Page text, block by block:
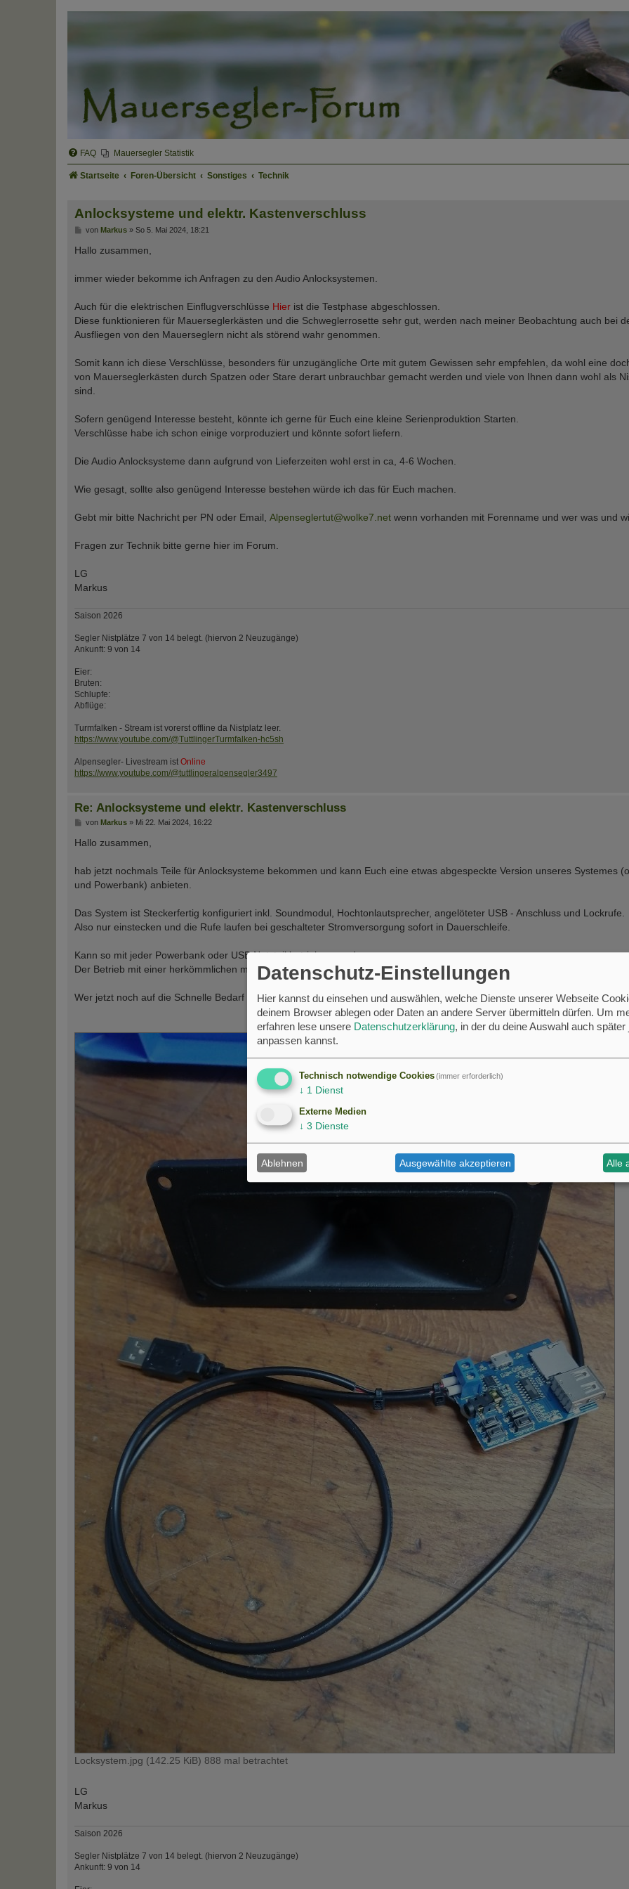
FAQ Mauersegler Statistik
Startseite Foren-Übersicht Sonstiges Technik
Anlocksysteme und elektr. Kastenverschluss
B
i
t
g
von Markus» So 5. Mai 2024, 18:21
Hallo zusammen,
immer wieder bekomme ich Anfragen zu den Audio Anlocksystemen.
Auch für die elektrischen Einflugverschlüsse Hier ist die Testphase abgeschlossen.
Diese funktionieren für Mauerseglerkästen und die Schweglerrosette sehr gut, werden nach meiner Beobachtung auch bei
Ausfliegen von den Mauerseglern nicht als störend wahr genommen.
Somit kann ich diese Verschlüsse, besonders für unzugängliche Orte mit gutem Gewissen sehr empfehlen, da wohl eine
von Mauerseglerkästen durch Spatzen oder Stare derart unbrauchbar gemacht werden und viele von Ihnen dann wohl als
sind.
Sofern genügend Interesse besteht, könnte ich gerne für Euch eine kleine Serienproduktion Starten.
Verschlüsse habe ich schon einige vorproduziert und könnte sofort liefern.
Die Audio Anlocksysteme dann aufgrund von Lieferzeiten wohl erst in ca, 4-6 Wochen.
Wie gesagt, sollte also genügend Interesse bestehen würde ich das für Euch machen.
Gebt mir bitte Nachricht per PN oder Email, Alpenseglertut@wolke7.net wenn vorhanden mit Forenname und wer was und
Fragen zur Technik bitte gerne hier im Forum.
LG
Markus
Saison 2026
Segler Nistplätze 7 von 14 belegt. (hiervon 2 Neuzugänge)
Ankunft: 9 von 14
Eier:
Bruten:
Schlupfe:
Abflüge:
Turmfalken - Stream ist vorerst offline da Nistplatz leer.
https://www.youtube.com/@TuttlingerTurmfalken-hc5sh
Alpensegler- Livestream ist Online
https://www.youtube.com/@tuttlingeralpensegler3497
Re: Anlocksysteme und elektr. Kastenverschluss
B
i
t
a
g
von Markus» Mi 22. Mai 2024, 16:22
Hallo zusammen,
hab jetzt nochmals Teile für Anlocksysteme bekommen und kann Euch eine etwas abgespeckte Version unseres Systemes
und Powerbank) anbieten.
Das System ist Steckerfertig konfiguriert inkl. Soundmodul, Hochtonlautsprecher, angelöteter USB - Anschluss und Lockrufe.
Also nur einstecken und die Rufe laufen bei geschalteter Stromversorgung sofort in Dauerschleife.
Kann so mit jeder Powerbank oder USB Netzteil betrieben werden.
Der Betrieb mit einer herkömmlichen mechanischen Zeitschaltuhr an der Steckdose ist natürlich auch einfach möglich.
Wer jetzt noch auf die Schnelle Bedarf hat Mauersegler oder Schwalben anzulocken, gerne melden.
Locksystem.jpg (142.25 KiB) 888 mal betrachtet
LG
Markus
Saison 2026
Segler Nistplätze 7 von 14 belegt. (hiervon 2 Neuzugänge)
Ankunft: 9 von 14
Datenschutz-Einstellungen
Hier kannst du einsehen und auswählen, welche Dienste unserer Webseite
deinem Browser ablegen oder Daten an andere Server übermitteln dürfen. Um
erfahren lese unsere Datenschutzerklärung, in der du deine Auswahl auch später
anpassen kannst.
Technisch notwendige Cookies(immer erforderlich)
↓ 1 Dienst
Externe Medien
↓ 3 Dienste
Ablehnen Ausgewählte akzeptieren Alle